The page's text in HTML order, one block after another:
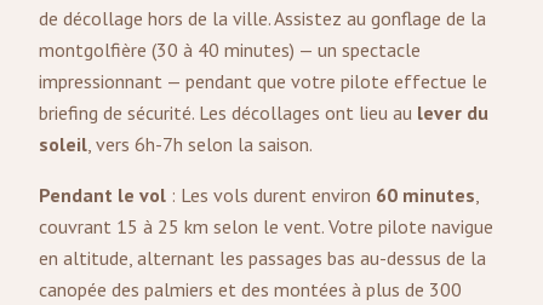
de décollage hors de la ville. Assistez au gonflage de la
montgolfière (30 à 40 minutes) — un spectacle
impressionnant — pendant que votre pilote effectue le
briefing de sécurité. Les décollages ont lieu au lever du
soleil, vers 6h-7h selon la saison.
Pendant le vol : Les vols durent environ 60 minutes,
couvrant 15 à 25 km selon le vent. Votre pilote navigue
en altitude, alternant les passages bas au-dessus de la
canopée des palmiers et des montées à plus de 300